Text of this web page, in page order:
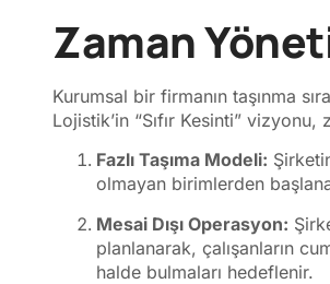
Zaman
Kurumsal bir firmanın taşınma
Lojistik’in “Sıfır Kesinti”
Fazlı Taşıma Modeli:
olmayan birimlerden
Mesai Dışı Operasyon:
planlanarak, çalışanların
halde bulmaları hedeflenir.